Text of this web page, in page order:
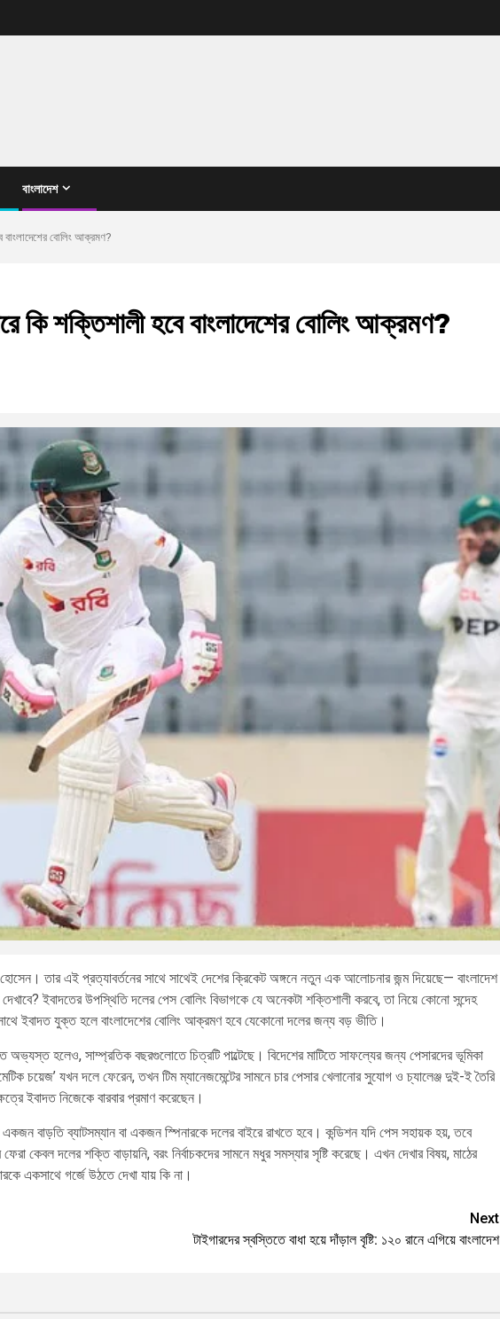
বাংলাদেশ
বাংলাদেশের বোলিং আক্রমণ?
কি শক্তিশালী হবে বাংলাদেশের বোলিং আক্রমণ?
হোসেন। তার এই প্রত্যাবর্তনের সাথে সাথেই দেশের ক্রিকেট অঙ্গনে নতুন এক আলোচনার জন্ম দিয়েছে— বাংলাদেশ
ইবাদতের উপস্থিতি দলের পেস বোলিং বিভাগকে যে অনেকটা শক্তিশালী করবে, তা নিয়ে কোনো সন্দেহ
ইবাদত যুক্ত হলে বাংলাদেশের বোলিং আক্রমণ হবে যেকোনো দলের জন্য বড় ভীতি।
অভ্যস্ত হলেও, সাম্প্রতিক বছরগুলোতে চিত্রটি পাল্টেছে। বিদেশের মাটিতে সাফল্যের জন্য পেসারদের ভূমিকা
চয়েজ’ যখন দলে ফেরেন, তখন টিম ম্যানেজমেন্টের সামনে চার পেসার খেলানোর সুযোগ ও চ্যালেঞ্জ দুই-ই তৈরি
ইবাদত নিজেকে বারবার প্রমাণ করেছেন।
বাড়তি ব্যাটসম্যান বা একজন স্পিনারকে দলের বাইরে রাখতে হবে। কন্ডিশন যদি পেস সহায়ক হয়, তবে
কেবল দলের শক্তি বাড়ায়নি, বরং নির্বাচকদের সামনে মধুর সমস্যার সৃষ্টি করেছে। এখন দেখার বিষয়, মাঠের
একসাথে গর্জে উঠতে দেখা যায় কি না।
Next
টাইগারদের স্বস্তিতে বাধা হয়ে দাঁড়াল বৃষ্টি: ১২০ রানে এগিয়ে বাংলাদেশ